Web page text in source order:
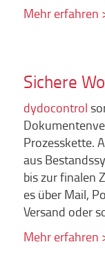
Mehr erfahren
Sichere
dydocontrol
Prozesskette.
aus
bis zur finalen
es über Mail,
Versand oder
Mehr erfahren